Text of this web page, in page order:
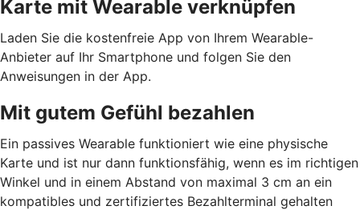
Karte mit Wearable verknüpfen
Laden Sie die kostenfreie App von Ihrem Wearable-
Anbieter auf Ihr Smartphone und folgen Sie den
Anweisungen in der App.
Mit gutem Gefühl bezahlen
Ein passives Wearable funktioniert wie eine physische
Karte und ist nur dann funktionsfähig, wenn es im richtigen
Winkel und in einem Abstand von maximal 3 cm an ein
kompatibles und zertifiziertes Bezahlterminal gehalten